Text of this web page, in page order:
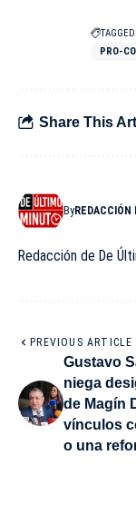
TAGGED:
PRO-
Share This
ByREDACCIÓN
Redacción de De
PREVIOUS ARTICLE
Gustavo
niega
de Magín
vínculos
o una